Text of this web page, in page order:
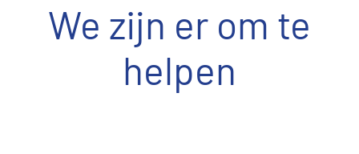
We zijn er om te
helpen